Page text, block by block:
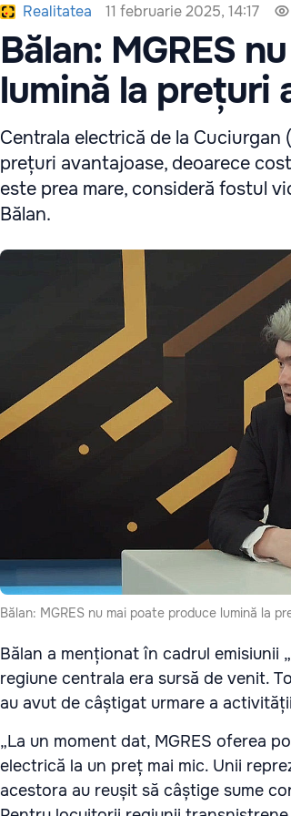
Realitatea 11 februarie 2025, 14:17
Bălan: MGRES
lumină la prețuri
Centrala electrică de la Cuciurgan
prețuri avantajoase, deoarece
este prea mare, consideră fostul
Bălan.
Bălan: MGRES nu mai poate produce lumină la
Bălan a menționat în cadrul emisiunii
regiune centrala era sursă de venit.
au avut de câștigat urmare a
„La un moment dat, MGRES oferea
electrică la un preț mai mic. Unii
acestora au reușit să câștige sume